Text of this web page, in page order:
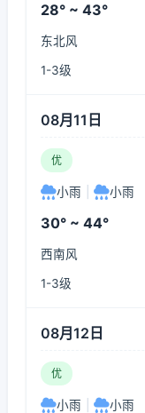
28° ~ 43°
东北风
1-3级
08月11日
优
小雨 小雨
30° ~ 44°
西南风
1-3级
08月12日
优
小雨 小雨